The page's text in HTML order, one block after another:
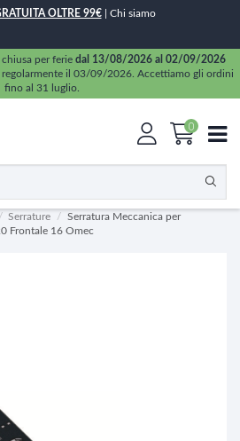
OLTRE 99€| Chi siamo
chiusa per ferie dal 13/08/2026 al 02/09/2026
regolarmente il 03/09/2026. Accettiamo gli ordini
fino al 31 luglio.
0
Serrature
Serratura Meccanica per
Frontale 16 Omec